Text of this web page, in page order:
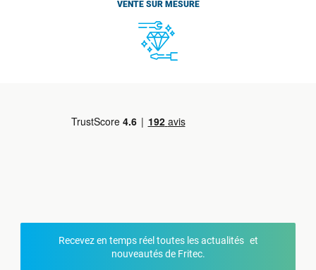
VENTE SUR MESURE
Recevez en temps réel toutes les actualités et
nouveautés de Fritec.